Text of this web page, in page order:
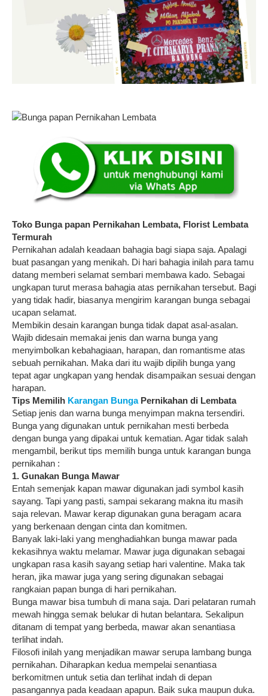
Toko Bunga papan Pernikahan Lembata, Florist Lembata
Termurah
Pernikahan adalah keadaan bahagia bagi siapa saja. Apalagi
buat pasangan yang menikah. Di hari bahagia inilah para tamu
datang memberi selamat sembari membawa kado. Sebagai
ungkapan turut merasa bahagia atas pernikahan tersebut. Bagi
yang tidak hadir, biasanya mengirim karangan bunga sebagai
ucapan selamat.
Membikin desain karangan bunga tidak dapat asal-asalan.
Wajib didesain memakai jenis dan warna bunga yang
menyimbolkan kebahagiaan, harapan, dan romantisme atas
sebuah pernikahan. Maka dari itu wajib dipilih bunga yang
tepat agar ungkapan yang hendak disampaikan sesuai dengan
harapan.
Tips Memilih Karangan BungaPernikahan di Lembata
Setiap jenis dan warna bunga menyimpan makna tersendiri.
Bunga yang digunakan untuk pernikahan mesti berbeda
dengan bunga yang dipakai untuk kematian. Agar tidak salah
mengambil, berikut tips memilih bunga untuk karangan bunga
pernikahan :
1. Gunakan Bunga Mawar
Entah semenjak kapan mawar digunakan jadi symbol kasih
sayang. Tapi yang pasti, sampai sekarang makna itu masih
saja relevan. Mawar kerap digunakan guna beragam acara
yang berkenaan dengan cinta dan komitmen.
Banyak laki-laki yang menghadiahkan bunga mawar pada
kekasihnya waktu melamar. Mawar juga digunakan sebagai
ungkapan rasa kasih sayang setiap hari valentine. Maka tak
heran, jika mawar juga yang sering digunakan sebagai
rangkaian papan bunga di hari pernikahan.
Bunga mawar bisa tumbuh di mana saja. Dari pelataran rumah
mewah hingga semak belukar di hutan belantara. Sekalipun
ditanam di tempat yang berbeda, mawar akan senantiasa
terlihat indah.
Filosofi inilah yang menjadikan mawar serupa lambang bunga
pernikahan. Diharapkan kedua mempelai senantiasa
berkomitmen untuk setia dan terlihat indah di depan
pasangannya pada keadaan apapun. Baik suka maupun duka.